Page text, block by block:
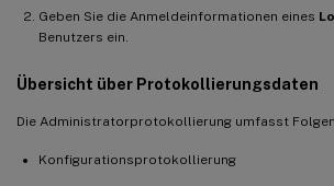
Geben Sie die Anmeldeinformationen eines
Benutzers ein.
Übersicht über Protokollierungsdaten
Die Administratorprotokollierung umfasst
Konfigurationsprotokollierung